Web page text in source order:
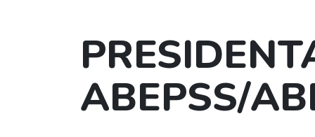
ABEPSS/